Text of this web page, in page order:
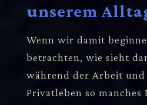
unserem
Wenn wir damit
betrachten, wie sieht
während der Arbeit
Privatleben so manches